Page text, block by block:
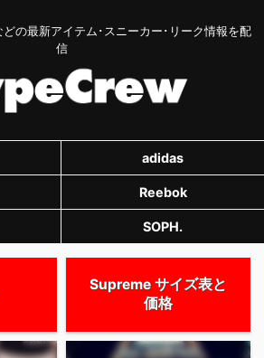
の最新アイテム･スニーカー･リーク情報を配
信
adidas
Reebok
SOPH.
Supreme サイズ表と
価格